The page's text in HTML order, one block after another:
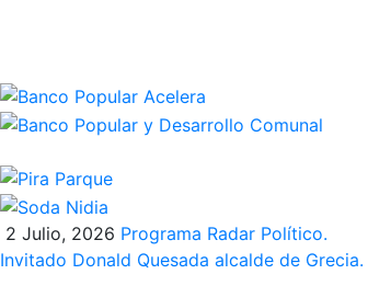
2 Julio, 2026 Programa Radar Político.
Invitado Donald Quesada alcalde de Grecia.